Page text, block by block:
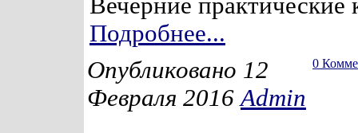
Вечерние практические
Подробнее...
0
Опубликовано 12
Февраля 2016Admin